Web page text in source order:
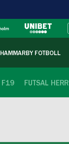
HAMMARBY FOTBOLL
F19 FUTSAL HERR